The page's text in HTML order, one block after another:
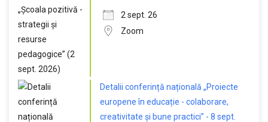
2 sept. 26
Zoom
Detalii conferință națională „Proiecte
europene în educație - colaborare,
creativitate și bune practici” - 8 sept.